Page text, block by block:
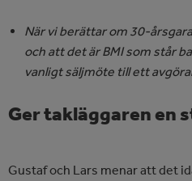
När vi berättar om 30-
och att det är BMI som står
vanligt säljmöte till ett
Ger takläggaren en
Gustaf och Lars menar att det